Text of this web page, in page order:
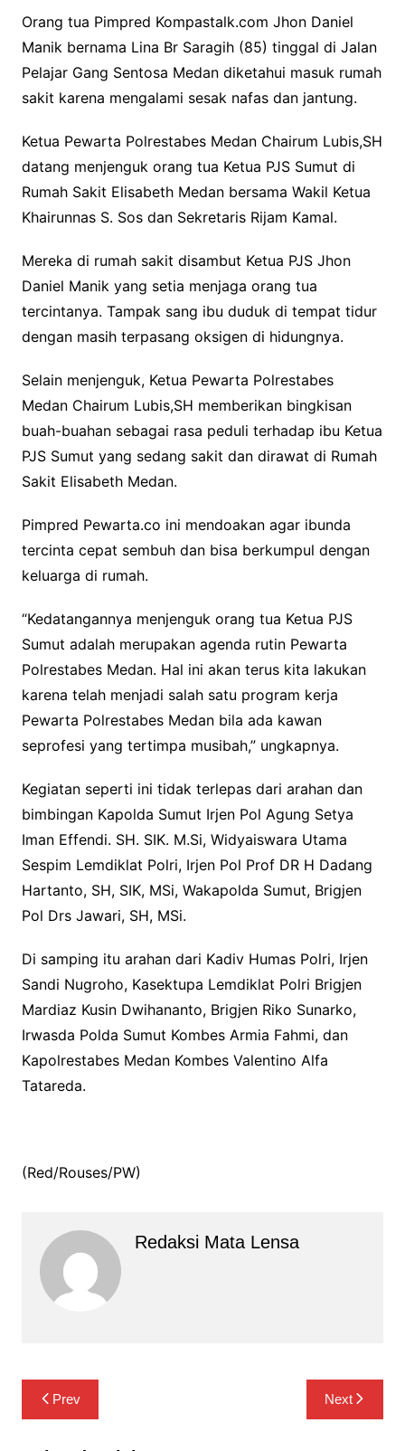
Orang tua Pimpred Kompastalk.com Jhon Daniel
Manik bernama Lina Br Saragih (85) tinggal di Jalan
Pelajar Gang Sentosa Medan diketahui masuk rumah
sakit karena mengalami sesak nafas dan jantung.
Ketua Pewarta Polrestabes Medan Chairum Lubis,SH
datang menjenguk orang tua Ketua PJS Sumut di
Rumah Sakit Elisabeth Medan bersama Wakil Ketua
Khairunnas S. Sos dan Sekretaris Rijam Kamal.
Mereka di rumah sakit disambut Ketua PJS Jhon
Daniel Manik yang setia menjaga orang tua
tercintanya. Tampak sang ibu duduk di tempat tidur
dengan masih terpasang oksigen di hidungnya.
Selain menjenguk, Ketua Pewarta Polrestabes
Medan Chairum Lubis,SH memberikan bingkisan
buah-buahan sebagai rasa peduli terhadap ibu Ketua
PJS Sumut yang sedang sakit dan dirawat di Rumah
Sakit Elisabeth Medan.
Pimpred Pewarta.co ini mendoakan agar ibunda
tercinta cepat sembuh dan bisa berkumpul dengan
keluarga di rumah.
“Kedatangannya menjenguk orang tua Ketua PJS
Sumut adalah merupakan agenda rutin Pewarta
Polrestabes Medan. Hal ini akan terus kita lakukan
karena telah menjadi salah satu program kerja
Pewarta Polrestabes Medan bila ada kawan
seprofesi yang tertimpa musibah,” ungkapnya.
Kegiatan seperti ini tidak terlepas dari arahan dan
bimbingan Kapolda Sumut Irjen Pol Agung Setya
Iman Effendi. SH. SIK. M.Si, Widyaiswara Utama
Sespim Lemdiklat Polri, Irjen Pol Prof DR H Dadang
Hartanto, SH, SIK, MSi, Wakapolda Sumut, Brigjen
Pol Drs Jawari, SH, MSi.
Di samping itu arahan dari Kadiv Humas Polri, Irjen
Sandi Nugroho, Kasektupa Lemdiklat Polri Brigjen
Mardiaz Kusin Dwihananto, Brigjen Riko Sunarko,
Irwasda Polda Sumut Kombes Armia Fahmi, dan
Kapolrestabes Medan Kombes Valentino Alfa
Tatareda.
(Red/Rouses/PW)
Redaksi Mata Lensa
Navigasi
pos
Prev Next